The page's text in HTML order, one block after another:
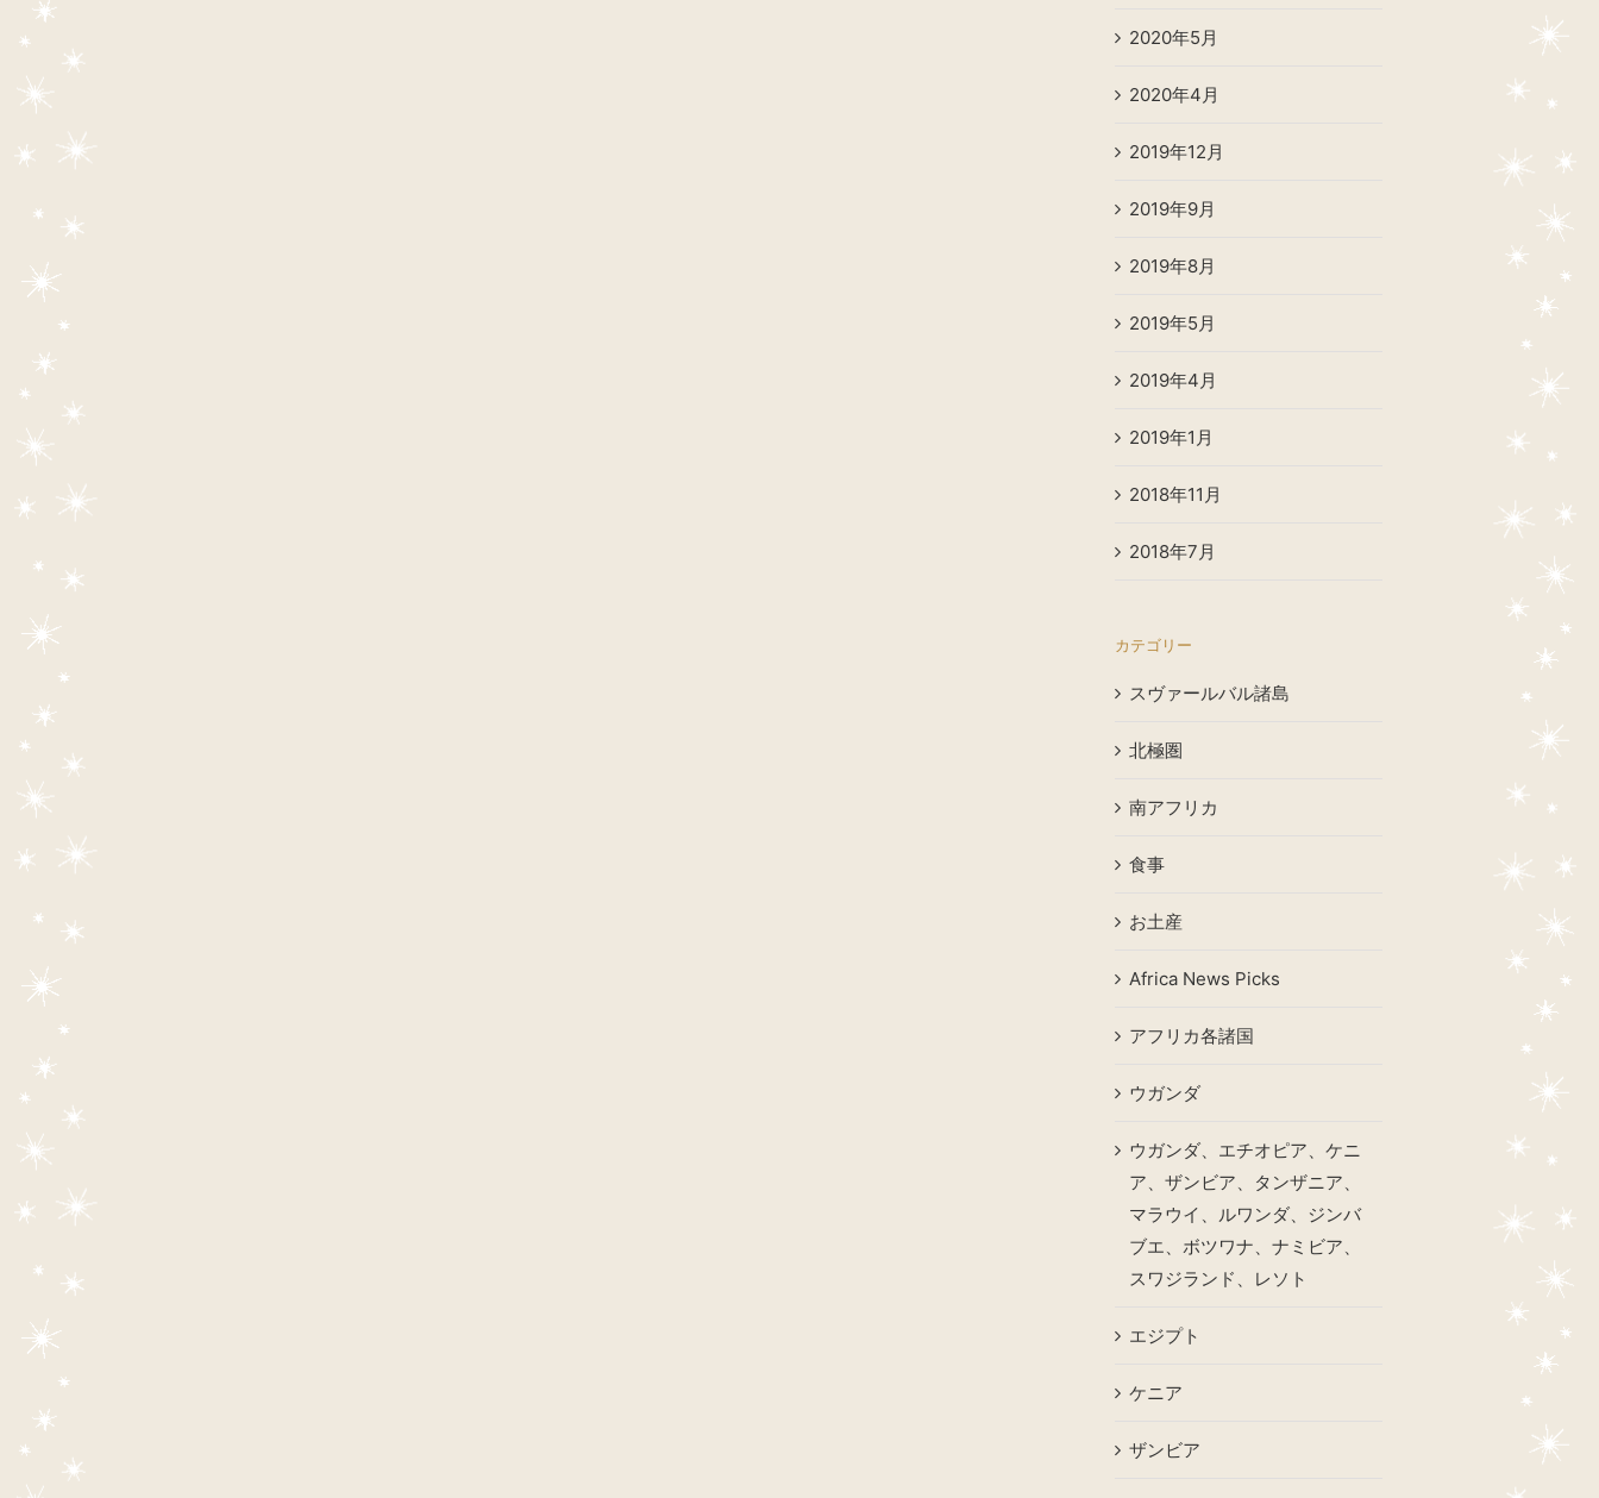
2020年5月
2020年4月
2019年12月
2019年9月
2019年8月
2019年5月
2019年4月
2019年1月
2018年11月
2018年7月
カテゴリー
スヴァールバル諸島
北極圏
南アフリカ
食事
お土産
Africa News Picks
アフリカ各諸国
ウガンダ
ウガンダ、エチオピア、ケニ
ア、ザンビア、タンザニア、
マラウイ、ルワンダ、ジンバ
ブエ、ボツワナ、ナミビア、
スワジランド、レソト
エジプト
ケニア
ザンビア